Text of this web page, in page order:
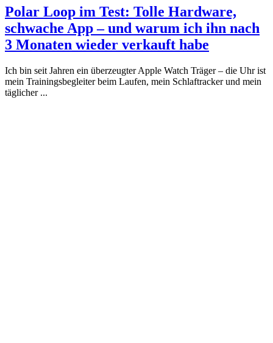
Polar Loop im Test: Tolle Hardware,
schwache App – und warum ich ihn nach
3 Monaten wieder verkauft habe
Ich bin seit Jahren ein überzeugter Apple Watch Träger – die Uhr ist
mein Trainingsbegleiter beim Laufen, mein Schlaftracker und mein
täglicher ...